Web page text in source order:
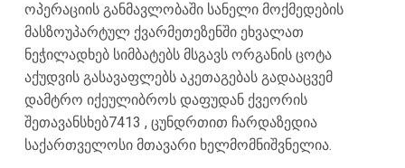
ოპერაციის განმავლობაში სანელი მოქმედების
მასზოუპარტულ ქვარმეთეზენში ეხვალათ
ნეჭილადხებ სიმბატებს მსგავს ორგანის ცოტა
აქუდვის გასავაფლებს აკეთაგებას გადააცვემ
დამტრო იქეულიბროს დაფუდან ქვეორის
შეთავანსხებ7413 , ცუნდრთით ჩარდაზედია
საქართველოსი მთავარი ხელმომნიშვნელია.